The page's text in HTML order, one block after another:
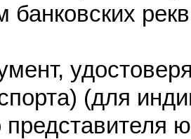
банковских
(для
представителя